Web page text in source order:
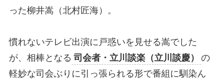
った柳井嵩（北村匠海）。
慣れないテレビ出演に戸惑いを見せる嵩でした
が、相棒となる 司会者・立川談楽（立川談慶）
の
軽妙な司会ぶりに引っ張られる形で番組に馴染ん